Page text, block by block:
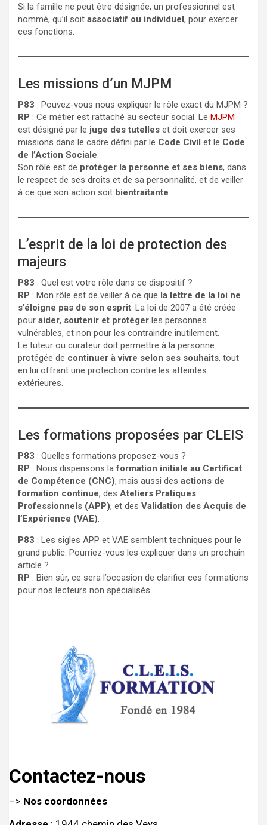
Si la famille ne peut être désignée, un professionnel est
nommé, qu’il soit associatif ou individuel, pour exercer
ces fonctions.
Les missions d’un MJPM
P83 : Pouvez-vous nous expliquer le rôle exact du MJPM ?
RP : Ce métier est rattaché au secteur social. Le MJPM
est désigné par le juge des tutelles et doit exercer ses
missions dans le cadre défini par le Code Civil et le Code
de l’Action Sociale.
Son rôle est de protéger la personne et ses biens, dans
le respect de ses droits et de sa personnalité, et de veiller
à ce que son action soit bientraitante.
L’esprit de la loi de protection des
majeurs
P83 : Quel est votre rôle dans ce dispositif ?
RP : Mon rôle est de veiller à ce que la lettre de la loi ne
s’éloigne pas de son esprit. La loi de 2007 a été créée
pour aider, soutenir et protéger les personnes
vulnérables, et non pour les contraindre inutilement.
Le tuteur ou curateur doit permettre à la personne
protégée de continuer à vivre selon ses souhaits, tout
en lui offrant une protection contre les atteintes
extérieures.
Les formations proposées par CLEIS
P83 : Quelles formations proposez-vous ?
RP : Nous dispensons laformation initiale au Certificat
de Compétence (CNC), mais aussi des actions de
formation continue, des Ateliers Pratiques
Professionnels (APP), et des Validation des Acquis de
l’Expérience (VAE).
P83 : Les sigles APP et VAE semblent techniques pour le
grand public. Pourriez-vous les expliquer dans un prochain
article ?
RP : Bien sûr, ce sera l’occasion de clarifier ces formations
pour nos lecteurs non spécialisés.
Contactez-nous
–> Nos coordonnées